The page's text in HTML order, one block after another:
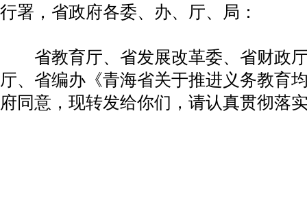
行署，省政府各委、办、厅、局：
省教育厅、省发展改革委、省财政厅
厅、省编办《青海省关于推进义务教育
府同意，现转发给你们，请认真贯彻落